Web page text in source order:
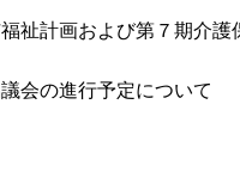
計画および第７期介護
の進行予定について